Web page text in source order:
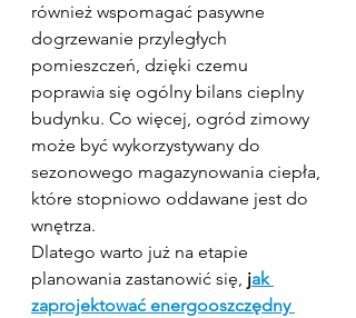
również wspomagać pasywne
dogrzewanie przyległych
pomieszczeń, dzięki czemu
poprawia się ogólny bilans cieplny
budynku. Co więcej, ogród zimowy
może być wykorzystywany do
sezonowego magazynowania ciepła,
które stopniowo oddawane jest do
wnętrza.
Dlatego warto już na etapie
planowania zastanowić się, jak
zaprojektować energooszczędny